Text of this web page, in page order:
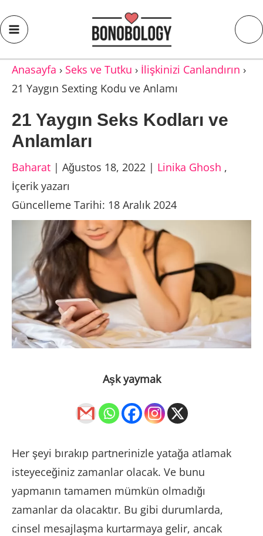
Anasayfa › Seks ve Tutku › İlişkinizi Canlandırın ›
21 Yaygın Sexting Kodu ve Anlamı
21 Yaygın Seks Kodları ve
Anlamları
Baharat | Ağustos 18, 2022 | Linika Ghosh ,
İçerik yazarı
Güncelleme Tarihi: 18 Aralık 2024
Aşk yaymak
Her şeyi bırakıp partnerinizle yatağa atlamak
isteyeceğiniz zamanlar olacak. Ve bunu
yapmanın tamamen mümkün olmadığı
zamanlar da olacaktır. Bu gibi durumlarda,
cinsel mesajlaşma kurtarmaya gelir, ancak